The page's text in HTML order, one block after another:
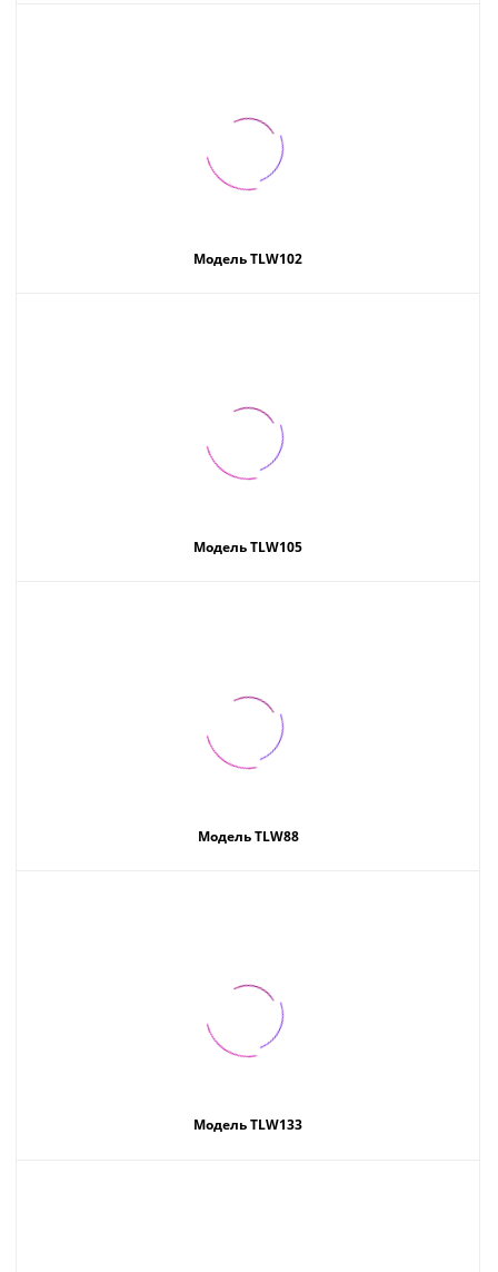
Модель TLW102
Модель TLW105
Модель TLW88
Модель TLW133